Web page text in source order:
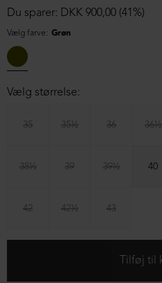
Du sparer: DKK 900,00 (41%)
Vælg farve: Grøn
Vælg størrelse:
35 35½ 36 36½
38½ 39 39½ 40
42 42½ 43